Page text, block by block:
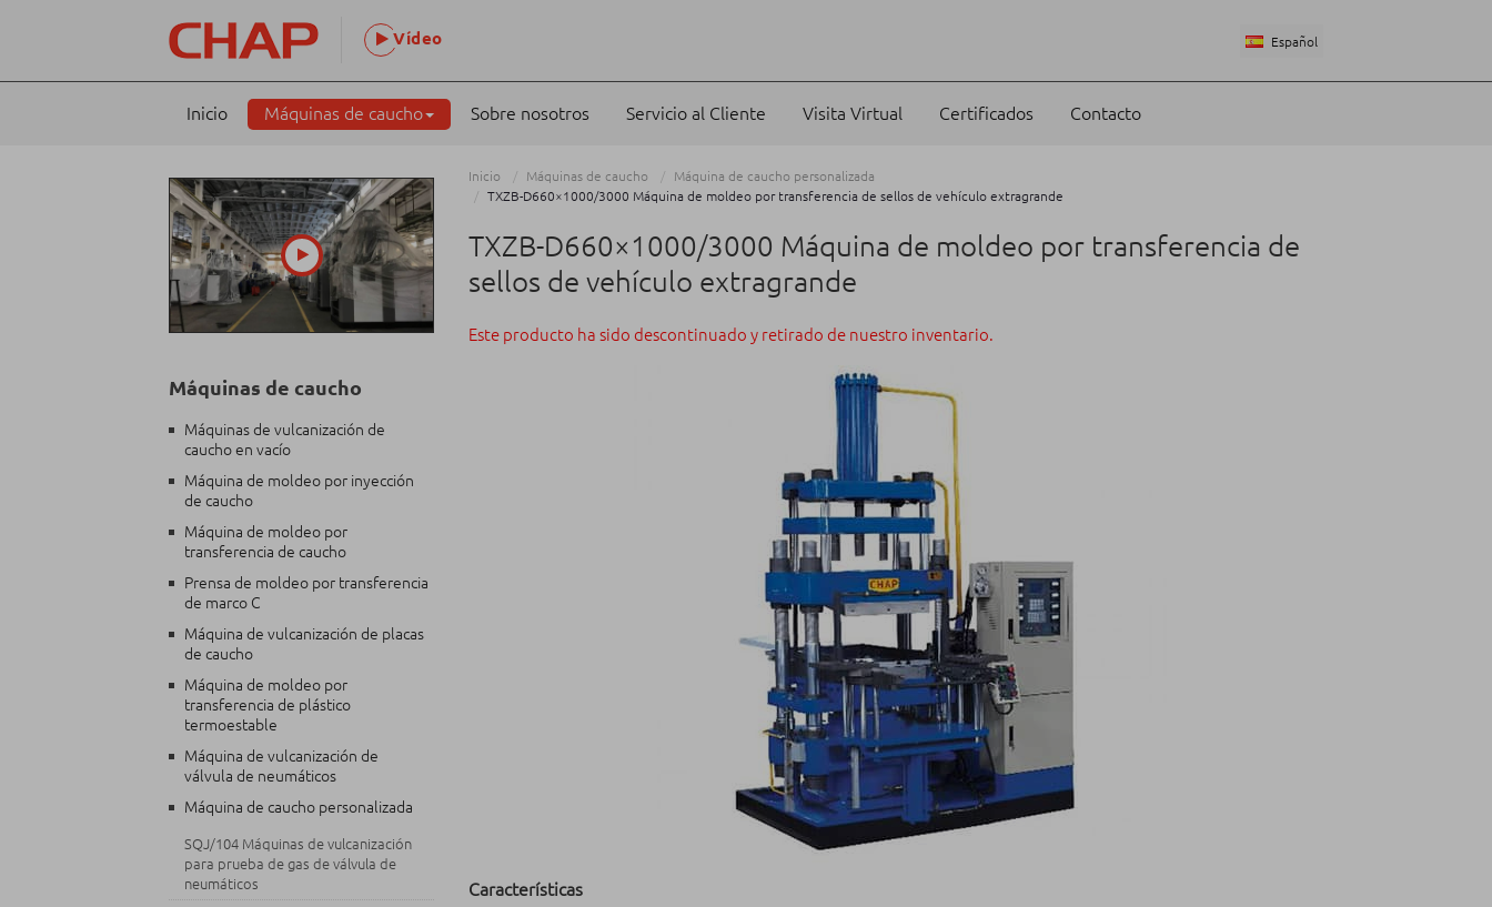
Español
Vídeo
Inicio Máquinas de caucho Sobre nosotros Servicio al Cliente Visita Virtual Certificados Contacto
Inicio Máquinas de caucho
Máquina de caucho personalizada
TXZB-D660×1000/3000 Máquina de moldeo por transferencia de sellos de vehículo extragrande
TXZB-D660×1000/3000 Máquina de moldeo por transferencia de
sellos de vehículo extragrande
Este producto ha sido descontinuado y retirado de nuestro inventario.
Características
Máquinas de caucho
Máquinas de vulcanización de
caucho en vacío
Máquina de moldeo por inyección
de caucho
Máquina de moldeo por
transferencia de caucho
Prensa de moldeo por transferencia
de marco C
Máquina de vulcanización de placas
de caucho
Máquina de moldeo por
transferencia de plástico
termoestable
Máquina de vulcanización de
válvula de neumáticos
Máquina de caucho personalizada
SQJ/104 Máquinas de vulcanización
para prueba de gas de válvula de
neumáticos